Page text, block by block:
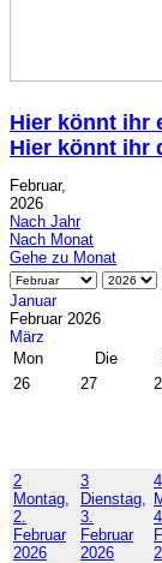
Hier könnt ihr
Hier könnt ihr
Februar,
2026
Nach Jahr
Nach Monat
Gehe zu Monat
Januar
Februar 2026
März
Mon
Die
26
27
2
Montag,
2.
Februar
2026
3
Dienstag,
3.
Februar
2026
4
4.